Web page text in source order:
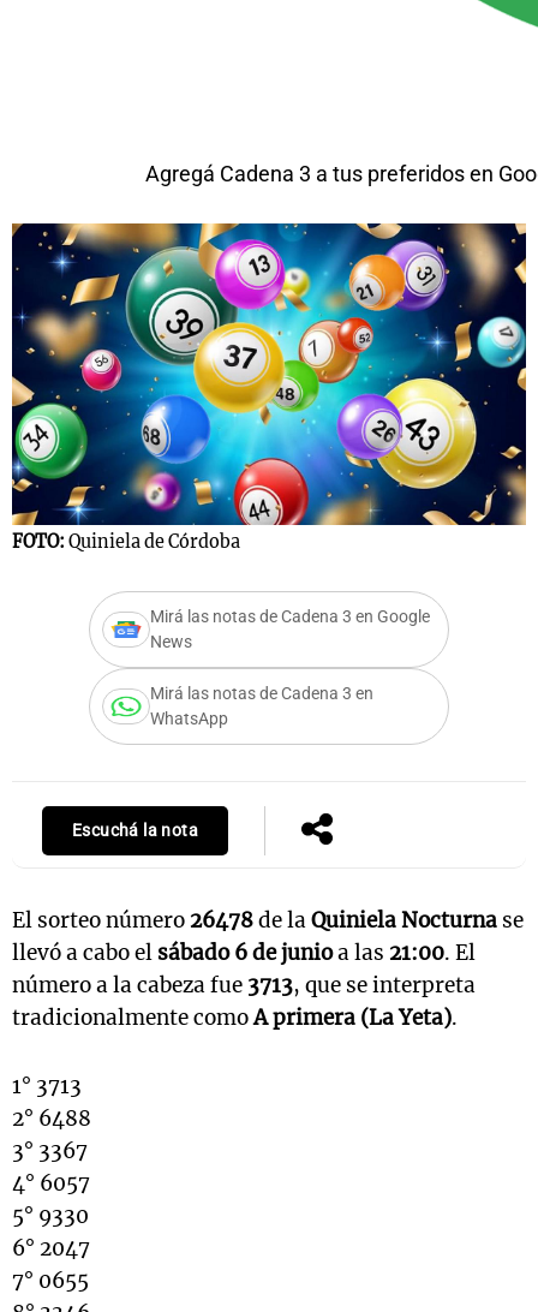
Agregá Cadena 3 a tus preferidos en
FOTO: Quiniela de Córdoba
Mirá las notas de Cadena 3 en Google
News
Mirá las notas de Cadena 3 en
WhatsApp
Escuchá la nota
El sorteo número 26478de laQuiniela Nocturna se
llevó a cabo el sábado 6 de junioa las 21:00. El
número a la cabeza fue 3713, que se interpreta
tradicionalmente comoA primera (La Yeta).
1° 3713
2° 6488
3° 3367
4° 6057
5° 9330
6° 2047
7° 0655